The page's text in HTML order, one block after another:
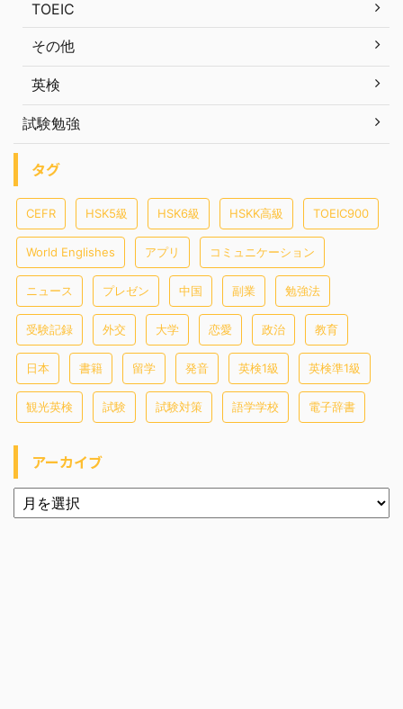
TOEIC
その他
英検
試験勉強
タグ
CEFR HSK5級 HSK6級 HSKK高級 TOEIC900
World Englishes アプリ コミュニケーション
ニュース プレゼン 中国 副業 勉強法
受験記録 外交 大学 恋愛 政治 教育
日本 書籍 留学 発音 英検1級 英検準1級
観光英検 試験 試験対策 語学学校 電子辞書
アーカイブ